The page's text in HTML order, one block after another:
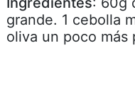
grande. 1 cebolla
oliva un poco más